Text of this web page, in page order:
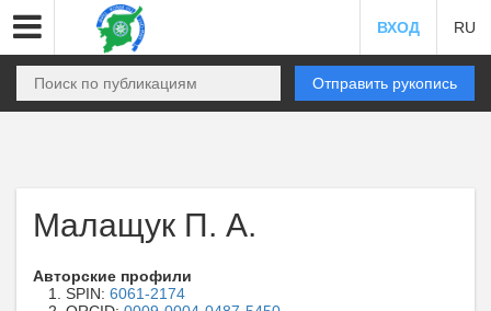
ВХОД RU
Отправить рукопись
Малащук П. А.
Авторские профили
SPIN: 6061-2174